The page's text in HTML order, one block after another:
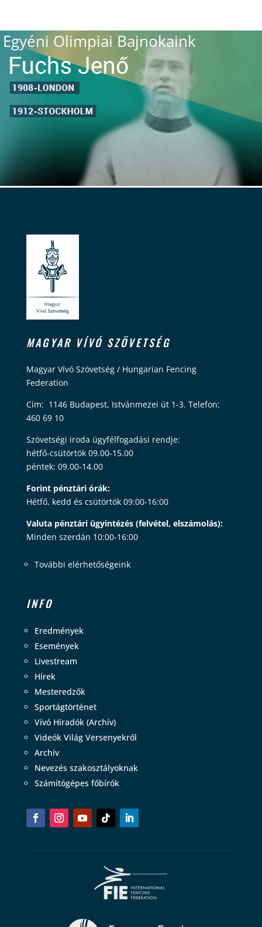
Egyéni Olimpiai Bajnokaink
MAGYAR VÍVÓ SZÖVETSÉG
Magyar Vívó Szövetség / Hungarian Fencing
Federation
Cím: 1146 Budapest, Istvánmezei út 1-3. Telefon:
460 69 10
Szövetségi iroda ügyfélfogadási rendje:
hétfő-csütörtök 09.00-15.00
péntek: 09.00-14.00
Forint pénztári órák:
Hétfő, kedd és csütörtök 09:00-16:00
Valuta pénztári ügyintézés (felvétel, elszámolás):
Minden szerdán 10:00-16:00
További elérhetőségeink
INFO
Eredmények
Események
Livestream
Hírek
Mesteredzők
Sportágtörténet
Vívó Híradók (Archív)
Videók Világ Versenyekről
Archív
Nevezés szakosztályoknak
Számítógépes főbírók